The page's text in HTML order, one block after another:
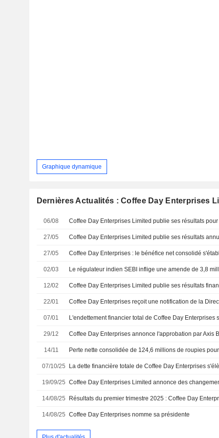
Graphique dynamique
Dernières Actualités : Coffee Day Enterprises
06/08
27/05
27/05
02/03
12/02
22/01
07/01
29/12
14/11
07/10/25
19/09/25
14/08/25
14/08/25 Coffee Day Enterprises nomme sa présidente